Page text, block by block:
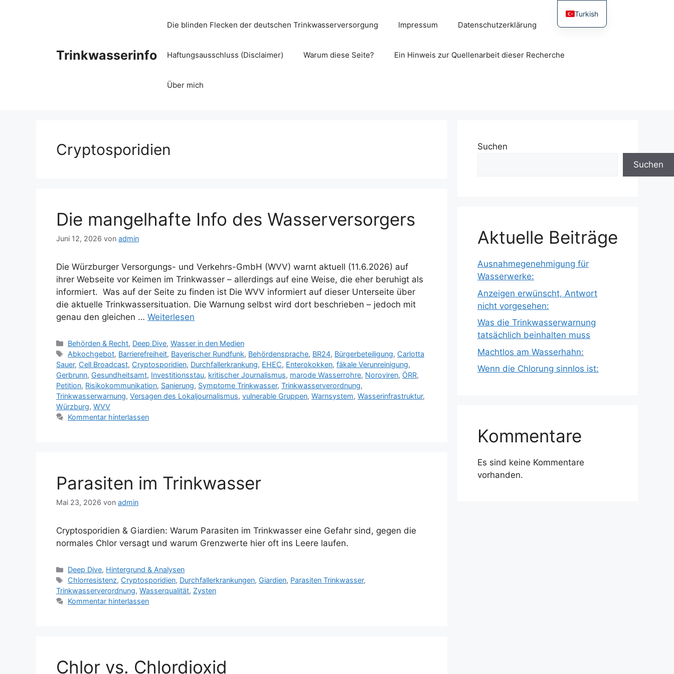
Trinkwasserinfo
Die blinden Flecken der deutschen Trinkwasserversorgung Impressum Datenschutzerklärung
Haftungsausschluss (Disclaimer) Warum diese Seite? Ein Hinweis zur Quellenarbeit dieser Recherche
Über mich
Cryptosporidien
Die mangelhafte Info des Wasserversorgers
Juni 12, 2026 von admin
Die Würzburger Versorgungs- und Verkehrs-GmbH (WVV) warnt aktuell (11.6.2026) auf
ihrer Webseite vor Keimen im Trinkwasser – allerdings auf eine Weise, die eher beruhigt als
informiert. Was auf der Seite zu finden ist Die WVV informiert auf dieser Unterseite über
die aktuelle Trinkwassersituation. Die Warnung selbst wird dort beschrieben – jedoch mit
genau den gleichen … Weiterlesen
Kategorien
Behörden & Recht, Deep Dive,Wasser in den Medien
Schlagwörter
Abkochgebot, Barrierefreiheit, Bayerischer Rundfunk, Behördensprache, BR24, Bürgerbeteiligung, Carlotta
Sauer, Cell Broadcast, Cryptosporidien, Durchfallerkrankung, EHEC, Enterokokken, fäkale Verunreinigung,
Gerbrunn, Gesundheitsamt, Investitionsstau, kritischer Journalismus, marode Wasserrohre, Noroviren, ÖRR,
Petition, Risikokommunikation, Sanierung, Symptome Trinkwasser, Trinkwasserverordnung,
Trinkwasserwarnung, Versagen des Lokaljournalismus, vulnerable Gruppen, Warnsystem, Wasserinfrastruktur,
Würzburg, WVV
Kommentar hinterlassen
Parasiten im Trinkwasser
Mai 23, 2026 von admin
Cryptosporidien & Giardien: Warum Parasiten im Trinkwasser eine Gefahr sind, gegen die
normales Chlor versagt und warum Grenzwerte hier oft ins Leere laufen.
Kategorien
Deep Dive, Hintergrund & Analysen
Schlagwörter
Chlorresistenz, Cryptosporidien, Durchfallerkrankungen, Giardien, Parasiten Trinkwasser,
Trinkwasserverordnung, Wasserqualität, Zysten
Kommentar hinterlassen
Chlor vs. Chlordioxid
Suchen
Suchen
Aktuelle Beiträge
Ausnahmegenehmigung für
Wasserwerke:
Anzeigen erwünscht, Antwort
nicht vorgesehen:
Was die Trinkwasserwarnung
tatsächlich beinhalten muss
Machtlos am Wasserhahn:
Wenn die Chlorung sinnlos ist:
Kommentare
Es sind keine Kommentare
vorhanden.
Turkish